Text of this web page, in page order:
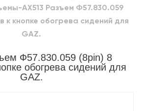
-AX513 Разъем Ф57.830.059
к кнопке обогрева сидений для
GAZ.
Ф57.830.059 (8pin) 8
обогрева сидений для
GAZ.